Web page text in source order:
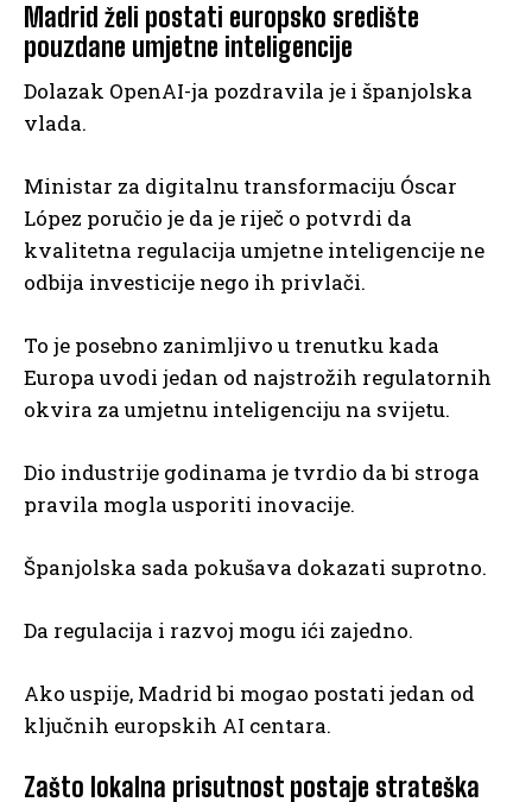
Madrid želi postati europsko središte
pouzdane umjetne inteligencije
Dolazak OpenAI-ja pozdravila je i španjolska
vlada.
Ministar za digitalnu transformaciju Óscar
López poručio je da je riječ o potvrdi da
kvalitetna regulacija umjetne inteligencije ne
odbija investicije nego ih privlači.
To je posebno zanimljivo u trenutku kada
Europa uvodi jedan od najstrožih regulatornih
okvira za umjetnu inteligenciju na svijetu.
Dio industrije godinama je tvrdio da bi stroga
pravila mogla usporiti inovacije.
Španjolska sada pokušava dokazati suprotno.
Da regulacija i razvoj mogu ići zajedno.
Ako uspije, Madrid bi mogao postati jedan od
ključnih europskih AI centara.
Zašto lokalna prisutnost postaje strateška